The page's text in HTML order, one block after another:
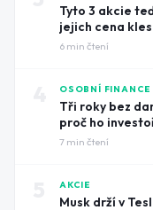
Tyto 3 akcie
jejich cena
6 min čtení
OSOBNÍ FINANCE
Tři roky bez
proč ho
7 min čtení
AKCIE
Musk drží v